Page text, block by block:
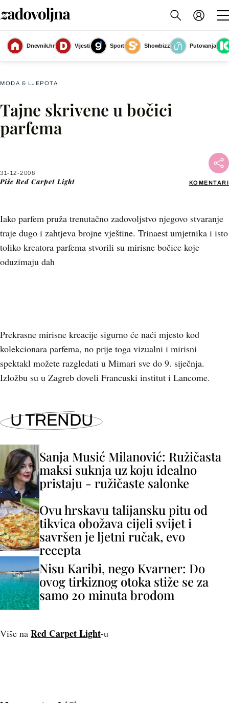
Dnevnik.hr Vijesti Sport Showbizz
Putovanja
Slika nije dostupna
MODA & LJEPOTA
Tajne skrivene u bočici
parfema
31-12-2008
Piše Red Carpet Light KOMENTARI
Iako parfem pruža trenutačno zadovoljstvo njegovo stvaranje
traje dugo i zahtjeva brojne vještine. Trinaest umjetnika i isto
toliko kreatora parfema stvorili su mirisne bočice koje
oduzimaju dah
Facebook
WhatsApp
Prekrasne mirisne kreacije sigurno će naći mjesto kod
kolekcionara parfema, no prije toga vizualni i mirisni
spektakl možete razgledati u Mimari sve do 9. siječnja.
Izložbu su u Zagreb doveli Francuski institut i Lancome.
U TRENDU
Sanja Musić Milanović: Ružičasta
maksi suknja uz koju idealno
pristaju - ružičaste salonke
Ovu hrskavu talijansku pitu od
tikvica obožava cijeli svijet i
savršen je ljetni ručak, evo
recepta
Nisu Karibi, nego Kvarner: Do
ovog tirkiznog otoka stiže se za
samo 20 minuta brodom
Više na Red Carpet Light-u